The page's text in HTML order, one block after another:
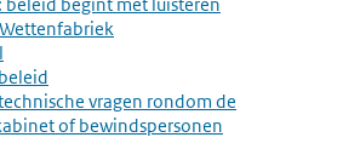
vragen rondom de
of bewindspersonen